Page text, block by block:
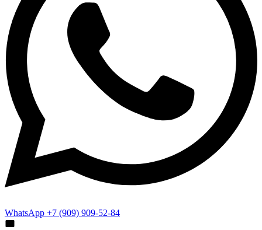
WhatsApp +7 (909) 909-52-84